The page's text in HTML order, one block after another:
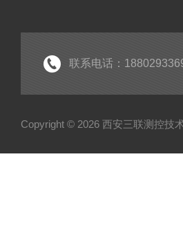
孔板流量计
喷嘴流量计
联系电话：
Copyright © 2026 西安三联测控技